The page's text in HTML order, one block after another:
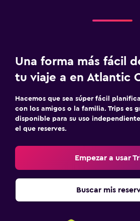
Una forma más fácil
tu viaje a en Atlantic
Hacemos que sea súper fácil
con los amigos o la familia. Trips es
disponible para su uso
el que reserves.
Empezar a usar
Buscar mis